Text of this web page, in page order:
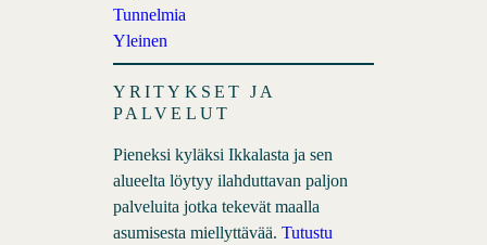
Tunnelmia
Yleinen
YRITYKSET JA
PALVELUT
Pieneksi kyläksi Ikkalasta ja sen
alueelta löytyy ilahduttavan paljon
palveluita jotka tekevät maalla
asumisesta miellyttävää. Tutustu